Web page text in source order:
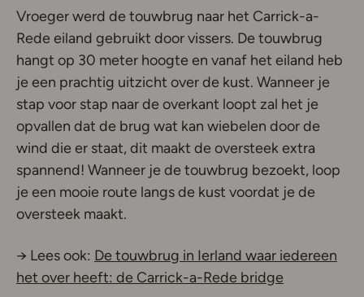
Vroeger werd de touwbrug naar het Carrick-a-
Rede eiland gebruikt door vissers. De touwbrug
hangt op 30 meter hoogte en vanaf het eiland heb
je een prachtig uitzicht over de kust. Wanneer je
stap voor stap naar de overkant loopt zal het je
opvallen dat de brug wat kan wiebelen door de
wind die er staat, dit maakt de oversteek extra
spannend! Wanneer je de touwbrug bezoekt, loop
je een mooie route langs de kust voordat je de
oversteek maakt.
→ Lees ook: De touwbrug in Ierland waar iedereen
het over heeft: de Carrick-a-Rede bridge